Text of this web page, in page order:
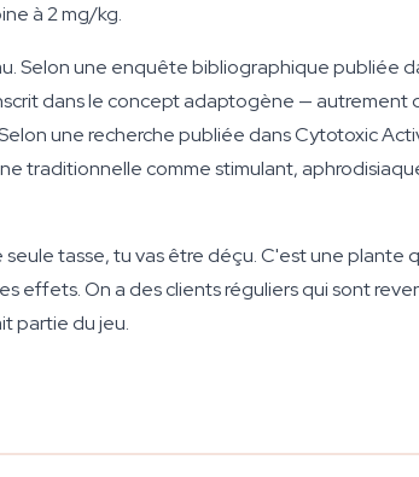
à 2 mg/kg.
Selon une enquête bibliographique publiée
dans le concept adaptogène — autrement
une recherche publiée dansCytotoxic
traditionnelle comme stimulant,
tasse, tu vas être déçu. C'est une plante
effets. On a des clients réguliers qui sont
partie du jeu.